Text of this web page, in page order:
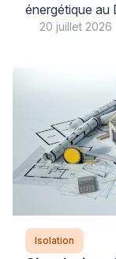
énergétique au
des périodes
la
Performance
indicateur de
20 juillet 2026
Isolation